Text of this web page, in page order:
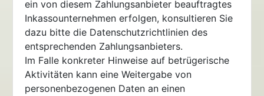
ein von diesem Zahlungsanbieter beauftragtes
Inkassounternehmen erfolgen, konsultieren Sie
dazu bitte die Datenschutzrichtlinien des
entsprechenden Zahlungsanbieters.
Im Falle konkreter Hinweise auf betrügerische
Aktivitäten kann eine Weitergabe von
personenbezogenen Daten an einen